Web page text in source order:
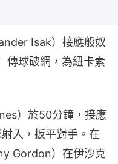
Isak）接應般奴
傳球破網，為紐卡素
）於50分鐘，接應
入，扳平對手。在
Gordon）在伊沙克